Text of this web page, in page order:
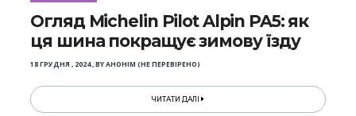
Огляд Michelin Pilot Alpin PA5: як
ця шина покращує зимову їзду
18 ГРУДНЯ , 2024,BYАНОНІМ (НЕ ПЕРЕВІРЕНО)
ЧИТАТИ ДАЛІ